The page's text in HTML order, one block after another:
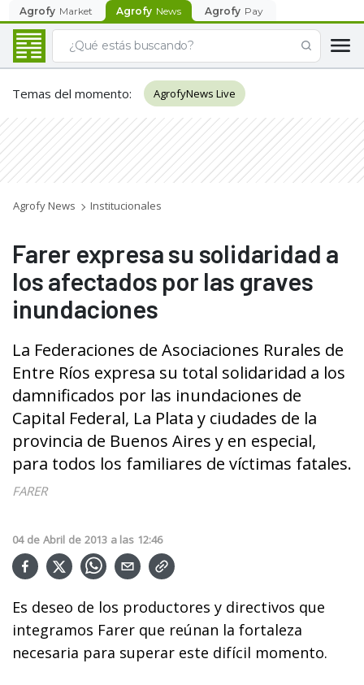
Agrofy Market Agrofy News Agrofy Pay
Temas del momento: AgrofyNews Live
Agrofy News Institucionales
Farer expresa su solidaridad a
los afectados por las graves
inundaciones
La Federaciones de Asociaciones Rurales de
Entre Ríos expresa su total solidaridad a los
damnificados por las inundaciones de
Capital Federal, La Plata y ciudades de la
provincia de Buenos Aires y en especial,
para todos los familiares de víctimas fatales.
FARER
04 de Abril de 2013 a las 12:46
Es deseo de los productores y directivos que
integramos Farer que reúnan la fortaleza
necesaria para superar este difícil momento.